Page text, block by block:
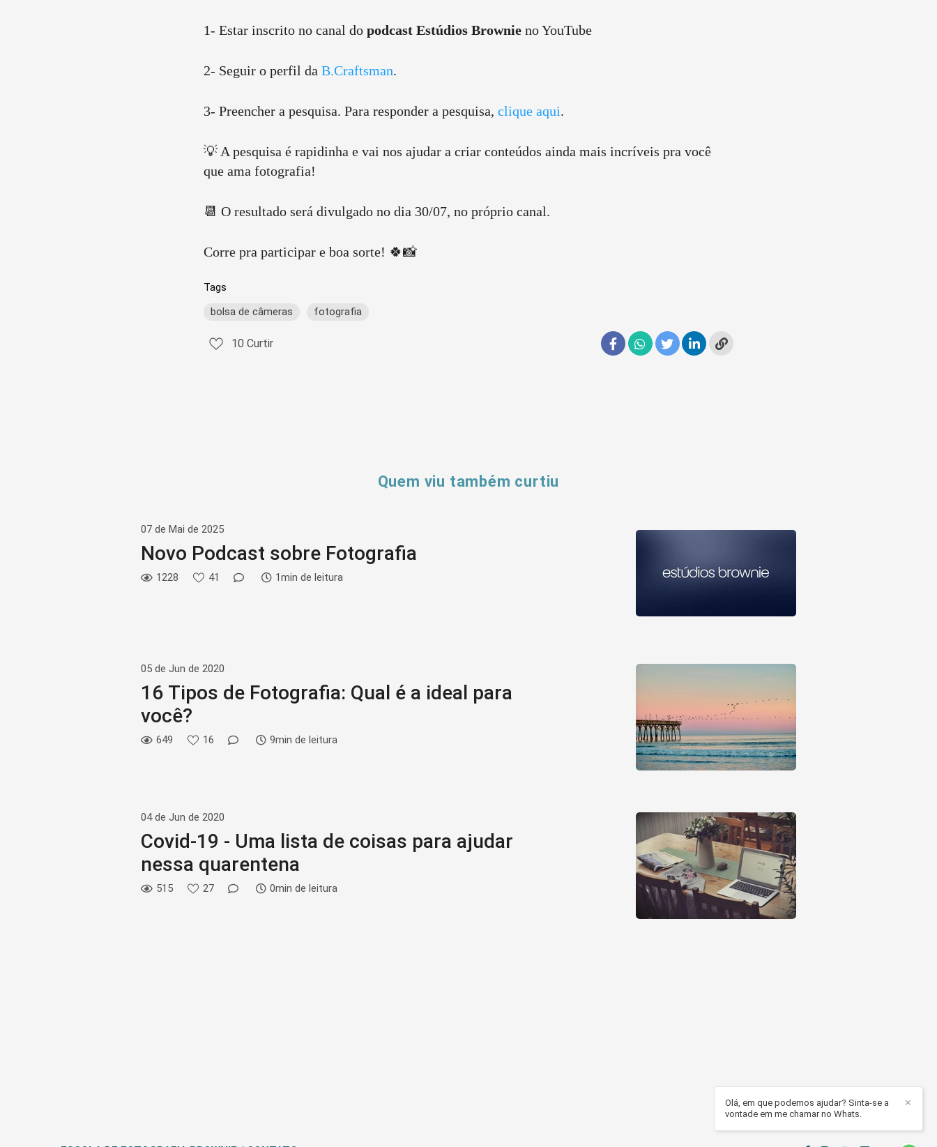
1- Estar inscrito no canal do podcast Estúdios Brownie no YouTube
2- Seguir o perfil da B.Craftsman.
3- Preencher a pesquisa. Para responder a pesquisa, clique aqui.
💡 A pesquisa é rapidinha e vai nos ajudar a criar conteúdos ainda mais incríveis pra você
que ama fotografia!
📆 O resultado será divulgado no dia 30/07, no próprio canal.
Corre pra participar e boa sorte! 🍀📸
Tags
bolsa de câmeras
fotografia
10 Curtir
Quem viu também curtiu
07 de Mai de 2025
Novo Podcast sobre Fotografia
1228 41 1min de leitura
05 de Jun de 2020
16 Tipos de Fotografia: Qual é a ideal para
você?
649 16 9min de leitura
04 de Jun de 2020
Covid-19 - Uma lista de coisas para ajudar
nessa quarentena
515 27 0min de leitura
✕
Olá, em que podemos ajudar? Sinta-se a
vontade em me chamar no Whats.